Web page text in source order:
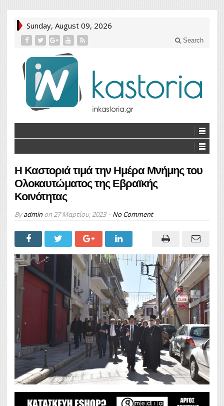
Sunday, August 09, 2026
Search
Η Καστοριά τιμά την Ημέρα Μνήμης του
Ολοκαυτώματος της Εβραϊκής
Κοινότητας
Byadminon 27 Μαρτίου, 2023 No Comment